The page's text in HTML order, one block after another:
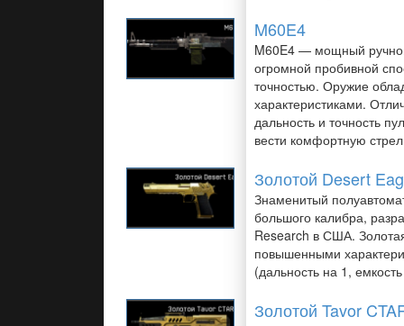
M60E4
M60E4 — мощный
огромной пробивной
точностью. Оружие
характеристиками.
дальность и точность
вести комфортную
Золотой Desert
Знаменитый
большого калибра,
Research в США.
повышенными
(дальность на 1,
Золотой Tavor